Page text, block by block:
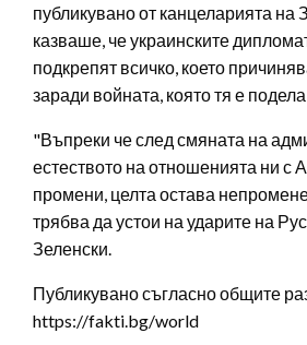
публикувано от канцеларията на
казваше, че украинските
подкрепят всичко, което
заради войната, която тя е
"Въпреки че след смяната на
естеството на отношенията ни с
промени, целта остава
трябва да устои на ударите на
Зеленски.
Публикувано съгласно общите
https://fakti.bg/world